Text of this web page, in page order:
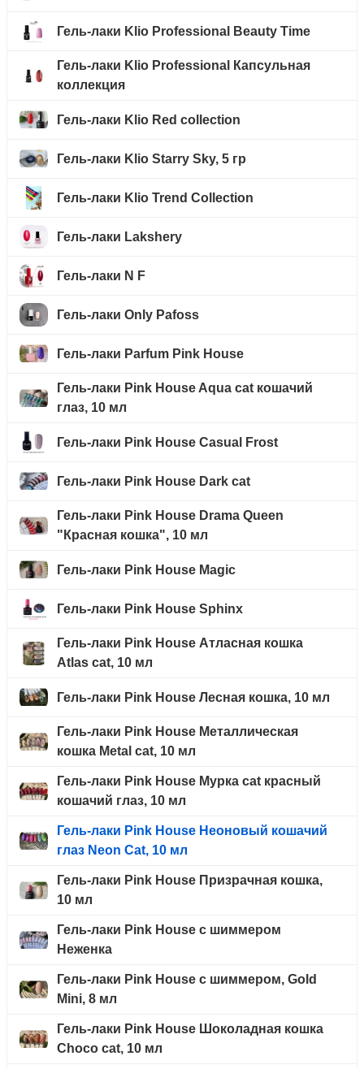
Гель-лаки Klio Professional Beauty Time
Гель-лаки Klio Professional Капсульная
коллекция
Гель-лаки Klio Red collection
Гель-лаки Klio Starry Sky, 5 гр
Гель-лаки Klio Trend Collection
Гель-лаки Lakshery
Гель-лаки N F
Гель-лаки Only Pafoss
Гель-лаки Parfum Pink House
Гель-лаки Pink House Aqua cat кошачий
глаз, 10 мл
Гель-лаки Pink House Casual Frost
Гель-лаки Pink House Dark cat
Гель-лаки Pink House Drama Queen
"Красная кошка", 10 мл
Гель-лаки Pink House Magic
Гель-лаки Pink House Sphinx
Гель-лаки Pink House Атласная кошка
Atlas cat, 10 мл
Гель-лаки Pink House Лесная кошка, 10 мл
Гель-лаки Pink House Металлическая
кошка Metal cat, 10 мл
Гель-лаки Pink House Мурка cat красный
кошачий глаз, 10 мл
Гель-лаки Pink House Неоновый кошачий
глаз Neon Cat, 10 мл
Гель-лаки Pink House Призрачная кошка,
10 мл
Гель-лаки Pink House с шиммером
Неженка
Гель-лаки Pink House с шиммером, Gold
Mini, 8 мл
Гель-лаки Pink House Шоколадная кошка
Choco cat, 10 мл